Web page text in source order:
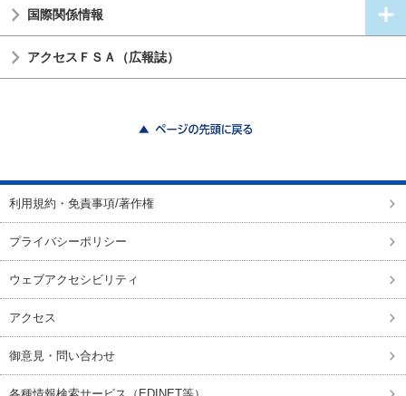
国際関係情報
アクセスＦＳＡ（広報誌）
利用規約・免責事項/著作権
プライバシーポリシー
ウェブアクセシビリティ
アクセス
御意見・問い合わせ